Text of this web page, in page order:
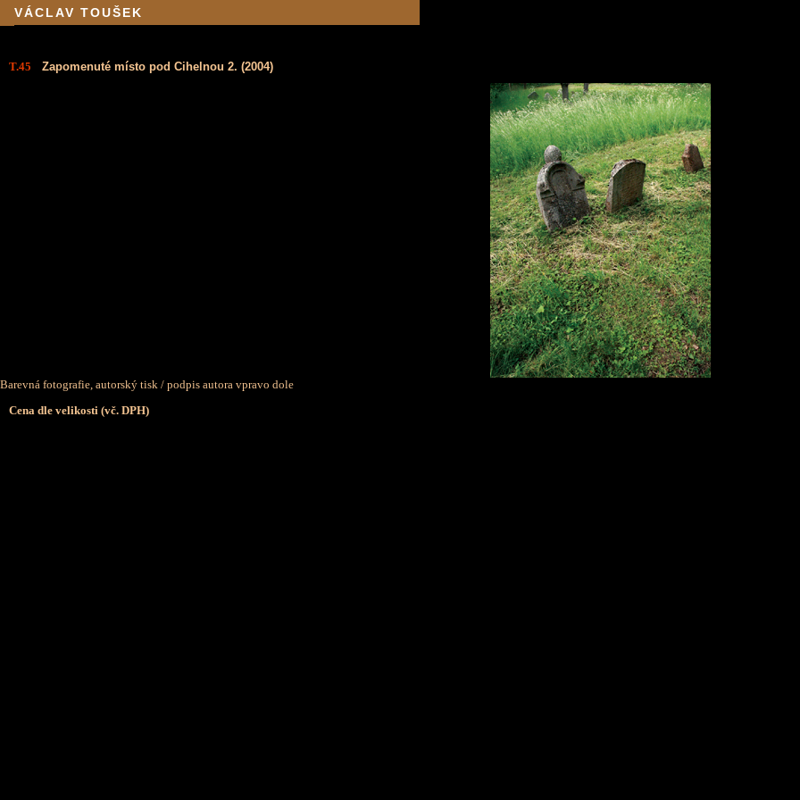
VÁCLAV TOUŠEK
T.45 Zapomenuté místo pod Cihelnou 2. (2004)
Barevná fotografie, autorský tisk / podpis autora vpravo dole
Cena dle velikosti (vč. DPH)